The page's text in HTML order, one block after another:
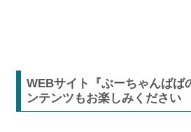
WEBサイト『ぶーちゃんばば
ンテンツもお楽しみください